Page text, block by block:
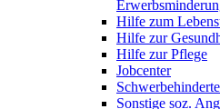
Hilfe zum
Hilfe zur
Hilfe zur Pflege
Jobcenter
Sonstige soz.